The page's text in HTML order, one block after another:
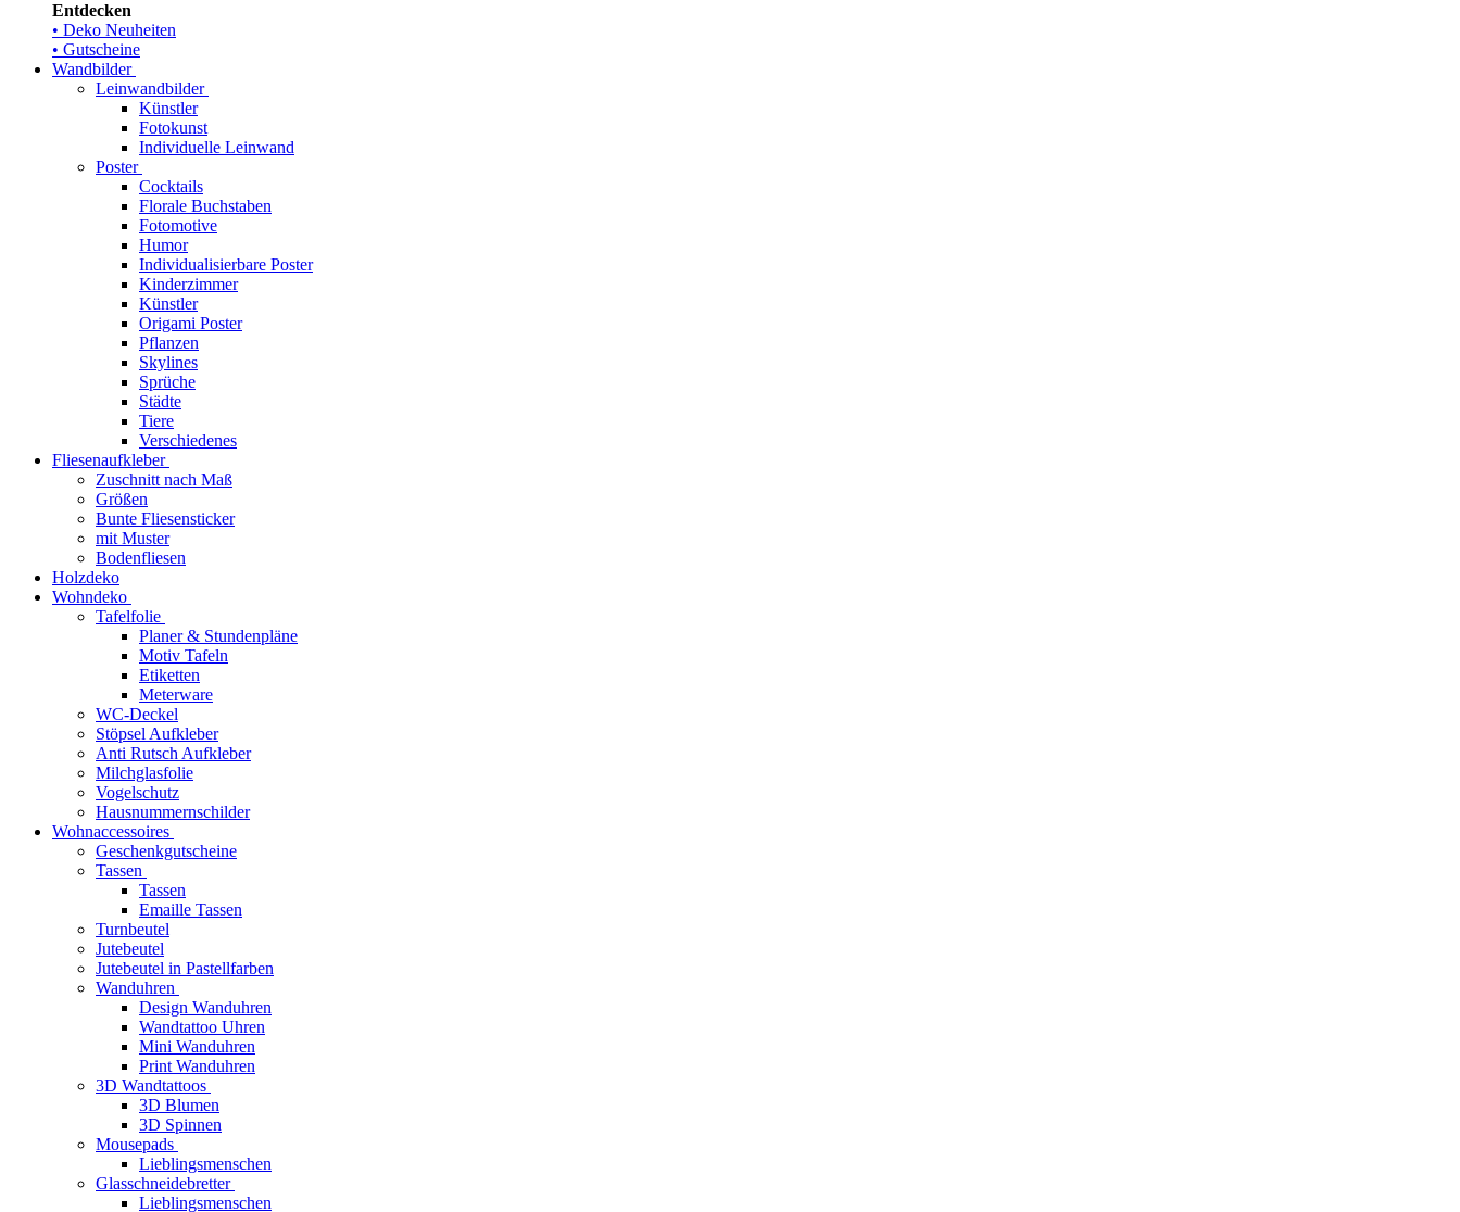
Entdecken
• Deko Neuheiten
• Gutscheine
Wandbilder
Leinwandbilder
Künstler
Fotokunst
Individuelle Leinwand
Poster
Cocktails
Florale Buchstaben
Fotomotive
Humor
Individualisierbare Poster
Kinderzimmer
Künstler
Origami Poster
Pflanzen
Skylines
Sprüche
Städte
Tiere
Verschiedenes
Fliesenaufkleber
Zuschnitt nach Maß
Größen
Bunte Fliesensticker
mit Muster
Bodenfliesen
Holzdeko
Wohndeko
Tafelfolie
Planer & Stundenpläne
Motiv Tafeln
Etiketten
Meterware
WC-Deckel
Stöpsel Aufkleber
Anti Rutsch Aufkleber
Milchglasfolie
Vogelschutz
Hausnummernschilder
Wohnaccessoires
Geschenkgutscheine
Tassen
Tassen
Emaille Tassen
Turnbeutel
Jutebeutel
Jutebeutel in Pastellfarben
Wanduhren
Design Wanduhren
Wandtattoo Uhren
Mini Wanduhren
Print Wanduhren
3D Wandtattoos
3D Blumen
3D Spinnen
Mousepads
Lieblingsmenschen
Glasschneidebretter
Lieblingsmenschen